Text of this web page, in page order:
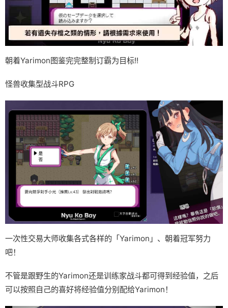
朝着Yarimon图鉴完完整制订霸为目标!!
怪兽收集型战斗RPG
一次性交易大师收集各式各样的「Yarimon」、朝着冠军努力
吧！
不管是跟野生的Yarimon还是训练家战斗都可得到经验值，之后
可以按照自己的喜好将经验值分别配给Yarimon！